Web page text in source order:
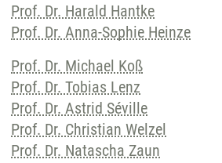
Prof. Dr. Harald Hantke
Prof. Dr. Anna-Sophie Heinze
Prof. Dr. Michael Koß
Prof. Dr. Tobias Lenz
Prof. Dr. Astrid Séville
Prof. Dr. Christian Welzel
Prof. Dr. Natascha Zaun